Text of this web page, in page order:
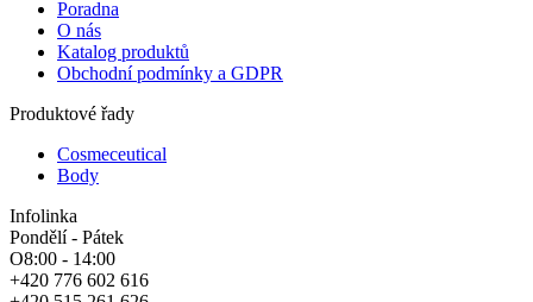
Poradna
O nás
Katalog produktů
Obchodní podmínky a GDPR
Produktové řady
Cosmeceutical
Body
Infolinka
Pondělí - Pátek
O8:00 - 14:00
+420 776 602 616